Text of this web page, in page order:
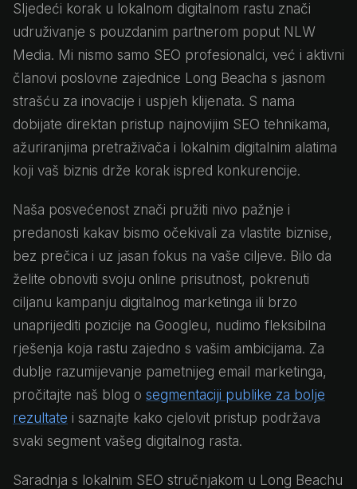
Sljedeći korak u lokalnom digitalnom rastu znači
udruživanje s pouzdanim partnerom poput NLW
Media. Mi nismo samo SEO profesionalci, već i aktivni
članovi poslovne zajednice Long Beacha s jasnom
strašću za inovacije i uspjeh klijenata. S nama
dobijate direktan pristup najnovijim SEO tehnikama,
ažuriranjima pretraživača i lokalnim digitalnim alatima
koji vaš biznis drže korak ispred konkurencije.
Naša posvećenost znači pružiti nivo pažnje i
predanosti kakav bismo očekivali za vlastite biznise,
bez prečica i uz jasan fokus na vaše ciljeve. Bilo da
želite obnoviti svoju online prisutnost, pokrenuti
ciljanu kampanju digitalnog marketinga ili brzo
unaprijediti pozicije na Googleu, nudimo fleksibilna
rješenja koja rastu zajedno s vašim ambicijama. Za
dublje razumijevanje pametnijeg email marketinga,
pročitajte naš blog o segmentaciji publike za bolje
rezultate i saznajte kako cjelovit pristup podržava
svaki segment vašeg digitalnog rasta.
Saradnja s lokalnim SEO stručnjakom u Long Beachu